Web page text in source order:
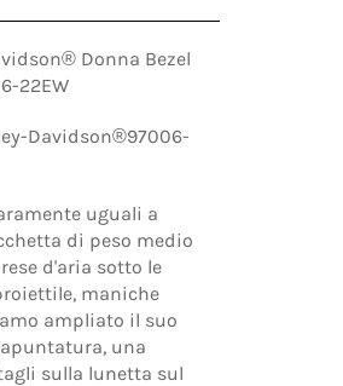
Donna Bezel
22EW
Davidson®97006-
uguali a
di peso medio
d'aria sotto le
maniche
ampliato il suo
una
sulla lunetta sul